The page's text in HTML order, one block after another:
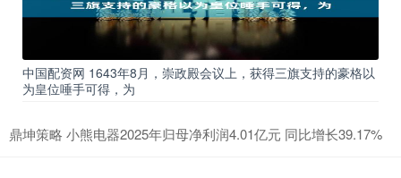
中国配资网 1643年8月，崇政殿会议上，获得三旗支持的豪格以
为皇位唾手可得，为
鼎坤策略 小熊电器2025年归母净利润4.01亿元 同比增长39.17%